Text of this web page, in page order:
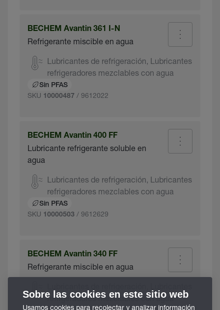
BECHEM Avantin 361 I-N
Refrigerante miscible en agua
Lubricantes de refrigeración, Lubricantes
refrigeradores mezclables con agua
Sin PFAS
SKU 10000487 / 9612022
BECHEM Avantin 400 FF
Lubricante refrigerante soluble en
agua
Lubricantes de refrigeración, Lubricantes
refrigeradores mezclables con agua
Sin PFAS
SKU 10000503 / 9612629
BECHEM Avantin 340 FF
Refrigerante miscible en agua
refrigeradores mezclables con agua
Sobre las cookies en este sitio web
Usamos cookies para recolectar y analizar información